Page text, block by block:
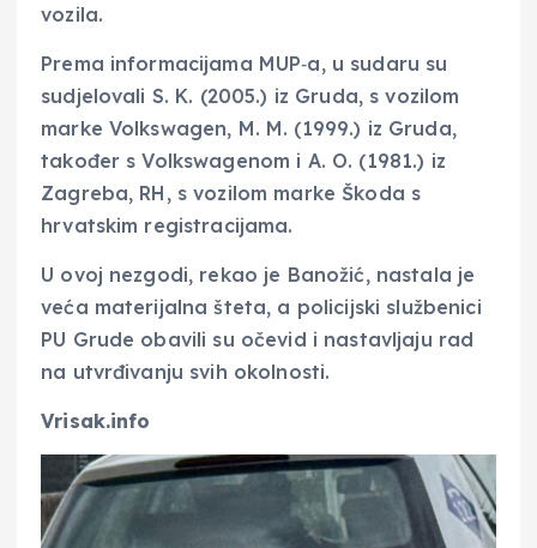
vozila.
Prema informacijama MUP‑a, u sudaru su
sudjelovali S. K. (2005.) iz Gruda, s vozilom
marke Volkswagen, M. M. (1999.) iz Gruda,
također s Volkswagenom i A. O. (1981.) iz
Zagreba, RH, s vozilom marke Škoda s
hrvatskim registracijama.
U ovoj nezgodi, rekao je Banožić, nastala je
veća materijalna šteta, a policijski službenici
PU Grude obavili su očevid i nastavljaju rad
na utvrđivanju svih okolnosti.
Vrisak.info